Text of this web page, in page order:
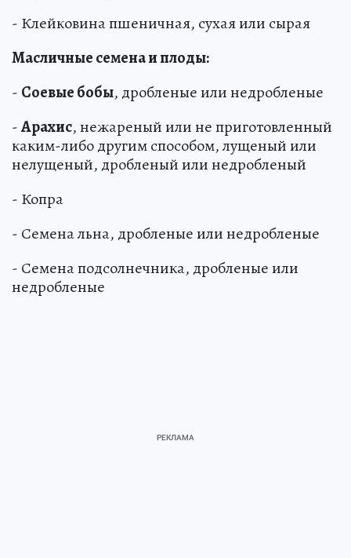
- Клейковина пшеничная, сухая или сырая
Масличные семена и плоды:
- Соевые бобы, дробленые или недробленые
-Арахис, нежареный или не приготовленный
каким-либо другим способом, лущеный или
нелущеный, дробленый или недробленый
- Копра
- Семена льна, дробленые или недробленые
- Семена подсолнечника, дробленые или
недробленые